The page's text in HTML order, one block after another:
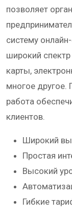
позволяет
систему
широкий
карты,
многое другое.
работа
клиентов.
Широкий
Простая
Высокий
Гибкие